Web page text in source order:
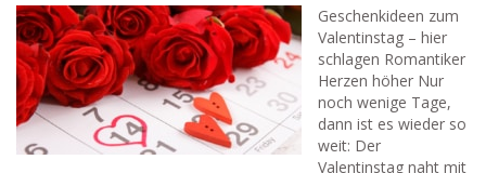
Geschenkideen zum
Valentinstag – hier
schlagen Romantiker
Herzen höher Nur
noch wenige Tage,
dann ist es wieder so
weit: Der
Valentinstag naht mit